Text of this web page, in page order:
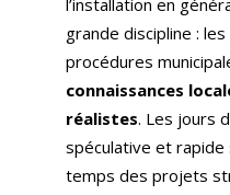
grande discipline :
procédures
connaissances
réalistes. Les jours
spéculative et rapide
temps des projets